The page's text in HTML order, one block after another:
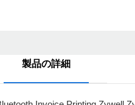
製品の詳細